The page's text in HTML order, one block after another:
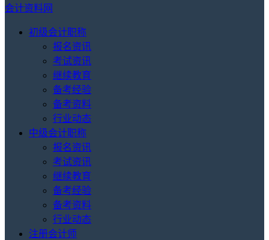
会计资料网
初级会计职称
报名资讯
考试资讯
继续教育
备考经验
备考资料
行业动态
中级会计职称
报名资讯
考试资讯
继续教育
备考经验
备考资料
行业动态
注册会计师